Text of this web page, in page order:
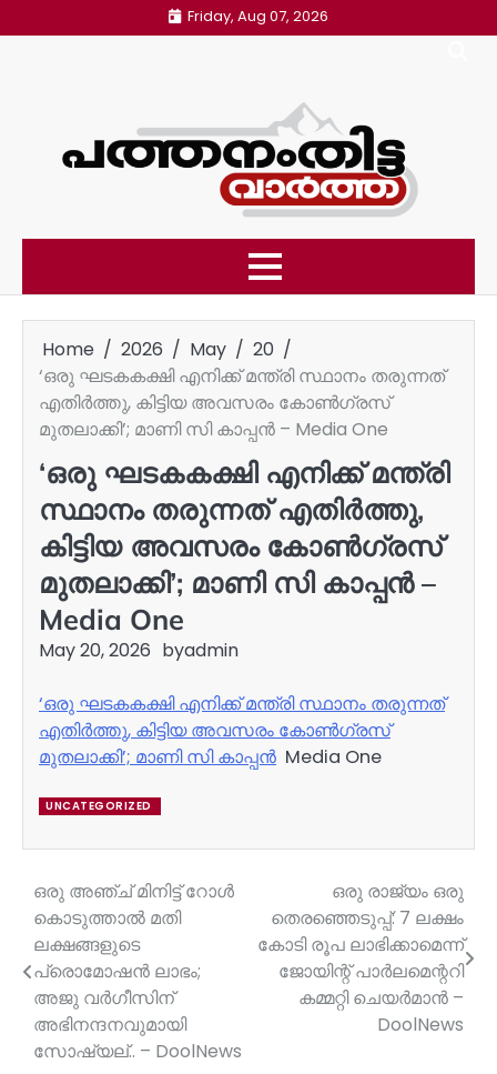
to
Friday, Aug 07, 2026
Home 2026 May
20
‘ഒരു ഘടകകക്ഷി എനിക്ക് മന്ത്രി സ്ഥാനം തരുന്നത്
എതിർത്തു, കിട്ടിയ അവസരം കോൺഗ്രസ്
മുതലാക്കി’; മാണി സി കാപ്പൻ – Media One
‘ഒരു ഘടകകക്ഷി എനിക്ക് മന്ത്രി
സ്ഥാനം തരുന്നത് എതിർത്തു,
കിട്ടിയ അവസരം കോൺഗ്രസ്
മുതലാക്കി’; മാണി സി കാപ്പൻ –
Media One
May 20, 2026 byadmin
‘ഒരു ഘടകകക്ഷി എനിക്ക് മന്ത്രി സ്ഥാനം തരുന്നത്
എതിർത്തു, കിട്ടിയ അവസരം കോൺഗ്രസ്
മുതലാക്കി’; മാണി സി കാപ്പൻ Media One
UNCATEGORIZED
Post
navigation
ഒരു അഞ്ച് മിനിട്ട് റോള്‍
കൊടുത്താല്‍ മതി
ലക്ഷങ്ങളുടെ
പ്രൊമോഷന്‍ ലാഭം;
അജു വര്‍ഗീസിന്
അഭിനന്ദനവുമായി
സോഷ്യല്.. – DoolNews
ഒരു രാജ്യം ഒരു
തെരഞ്ഞെടുപ്പ്: 7 ലക്ഷം
കോടി രൂപ ലാഭിക്കാമെന്ന്
ജോയിന്റ് പാർലമെന്ററി
കമ്മറ്റി ചെയർമാൻ –
DoolNews